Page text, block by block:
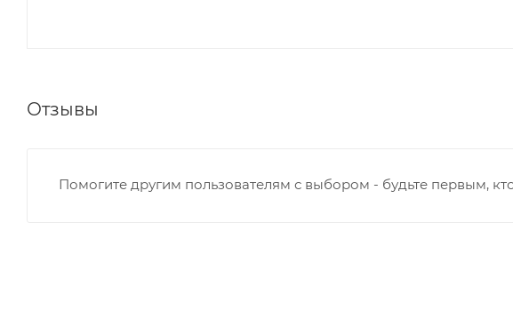
Отзывы
Помогите другим пользователям с выбором - будьте первым,